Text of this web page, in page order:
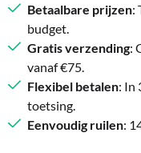
Betaalbare prijzen:
budget.
Gratis verzending:
vanaf €75.
Flexibel betalen: In
toetsing.
Eenvoudig ruilen: